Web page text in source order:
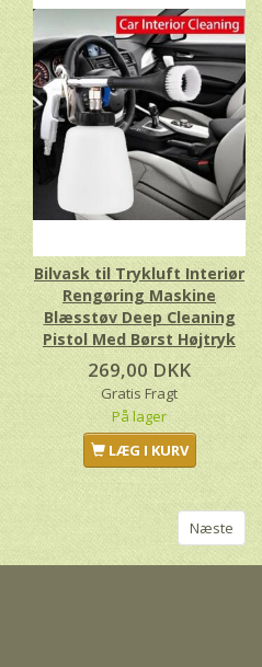
Bilvask til Trykluft Interiør
Rengøring Maskine
Blæsstøv Deep Cleaning
Pistol Med Børst Højtryk
269,00 DKK
Gratis Fragt
På lager
LÆG I KURV
Næste